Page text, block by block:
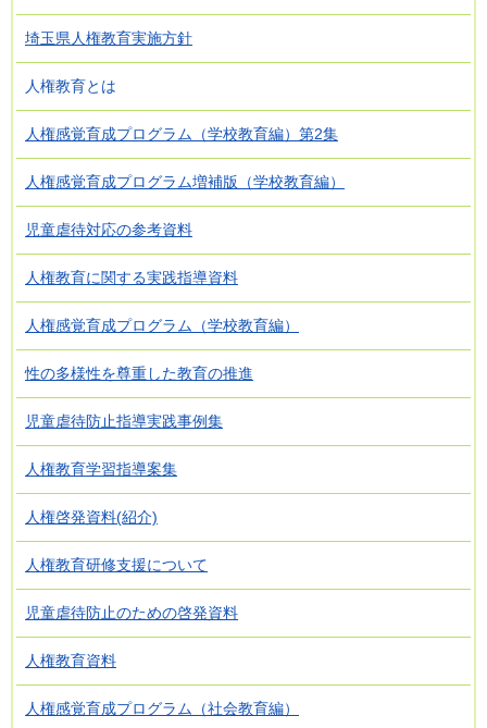
埼玉県人権教育実施方針
人権教育とは
人権感覚育成プログラム（学校教育編）第2集
人権感覚育成プログラム増補版（学校教育編）
児童虐待対応の参考資料
人権教育に関する実践指導資料
人権感覚育成プログラム（学校教育編）
性の多様性を尊重した教育の推進
児童虐待防止指導実践事例集
人権教育学習指導案集
人権啓発資料(紹介)
人権教育研修支援について
児童虐待防止のための啓発資料
人権教育資料
人権感覚育成プログラム（社会教育編）